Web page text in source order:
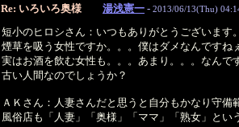
Re: いろいろ奥様 湯浅憲一 - 2013/06/13(Thu)
短小のヒロシさん：いつもありがとうございます。
煙草を吸う女性ですか。。。僕はダメなんですね
実はお酒を飲む女性も。。。あまり。。。なんで
古い人間なのでしょうか？
ＡＫさん：人妻さんだと思うと自分もかなり守備
風俗店も「人妻」「奥様」「ママ」「熟女」とい